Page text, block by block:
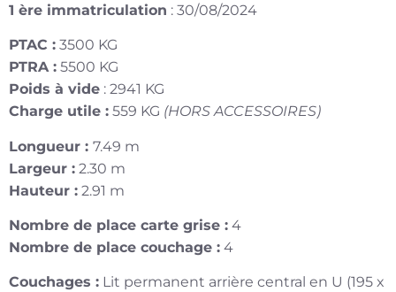
1 ère immatriculation : 30/08/2024
PTAC : 3500 KG
PTRA : 5500 KG
Poids à vide : 2941 KG
Charge utile : 559 KG (HORS ACCESSOIRES)
Longueur : 7.49 m
Largeur : 2.30 m
Hauteur : 2.91 m
Nombre de place carte grise : 4
Nombre de place couchage : 4
Couchages : Lit permanent arrière central en U (195 x